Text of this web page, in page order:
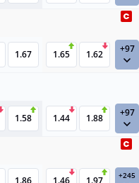
1.67 1.65 1.62 +97
1.58 1.44 1.88 +97
1.86 1.46 1.97 +245